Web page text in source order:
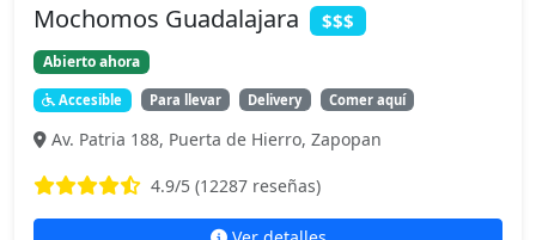
Mochomos Guadalajara $$$
Abierto ahora
Accesible Para llevar Delivery Comer aquí
Av. Patria 188, Puerta de Hierro, Zapopan
4.9/5 (12287 reseñas)